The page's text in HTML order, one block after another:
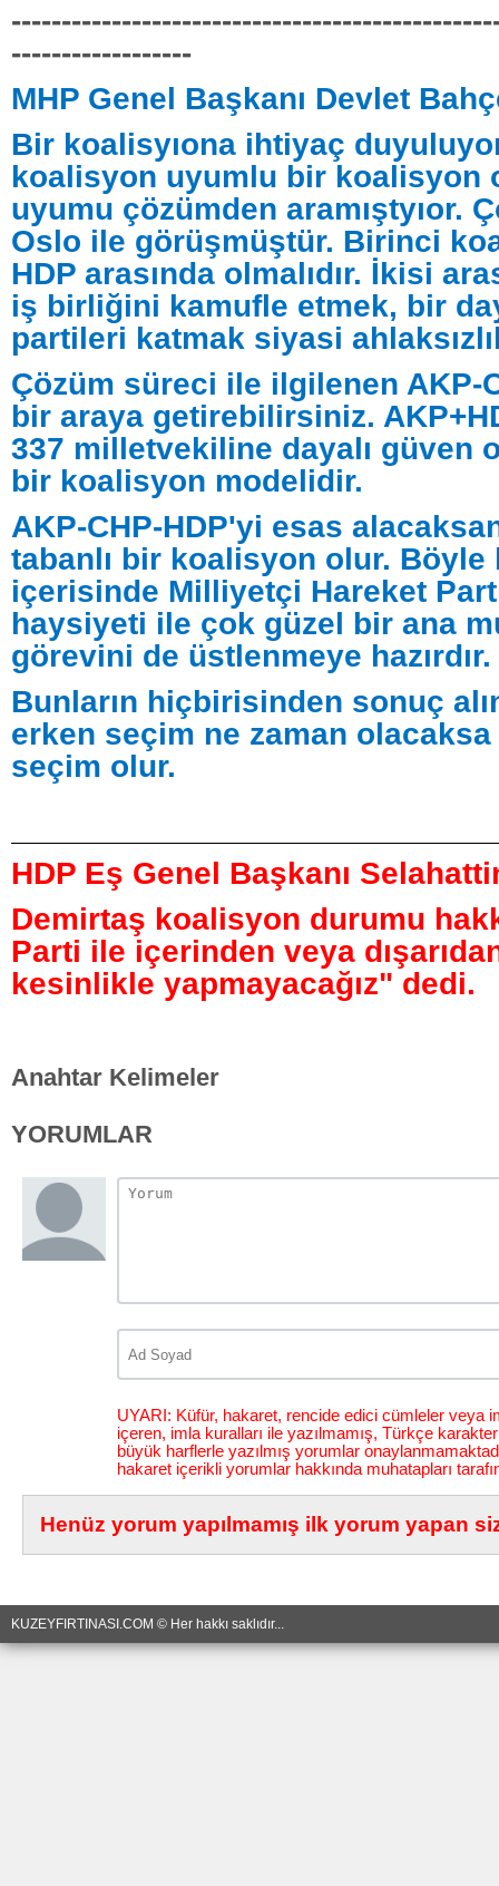
------------------
MHP Genel Başkanı Devlet
Bir koalisyıona ihtiyaç
koalisyon uyumlu bir koalisyon
uyumu çözümden aramıştyıor.
Oslo ile görüşmüştür. Birinci
HDP arasında olmalıdır. İkisi
iş birliğini kamufle etmek, bir
partileri katmak siyasi
Çözüm süreci ile ilgilenen AKP-
bir araya getirebilirsiniz.
337 milletvekiline dayalı güven
bir koalisyon modelidir.
AKP-CHP-HDP'yi esas
tabanlı bir koalisyon olur. Böyle
içerisinde Milliyetçi Hareket
haysiyeti ile çok güzel bir ana
görevini de üstlenmeye hazırdır.
Bunların hiçbirisinden sonuç
erken seçim ne zaman olacaksa
seçim olur.
HDP Eş Genel Başkanı
Demirtaş koalisyon durumu
Parti ile içerinden veya
kesinlikle yapmayacağız" dedi.
Anahtar Kelimeler
YORUMLAR
UYARI: Küfür, hakaret, rencide edici cümleler veya
içeren, imla kuralları ile yazılmamış, Türkçe
büyük harflerle yazılmış yorumlar
hakaret içerikli yorumlar hakkında muhatapları
Henüz yorum yapılmamış ilk yorum yapan
KUZEYFIRTINASI.COM © Her hakkı saklıdır...